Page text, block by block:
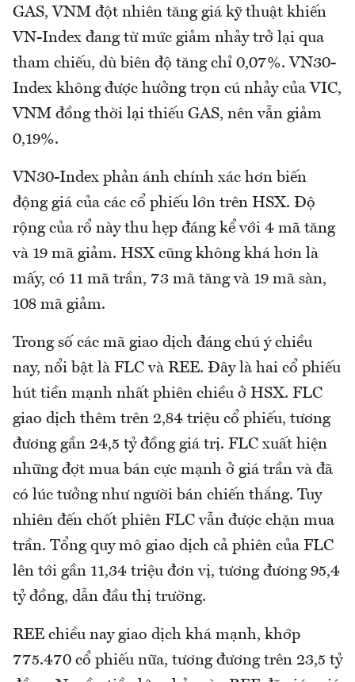
GAS, VNM đột nhiên tăng giá kỹ thuật khiến
VN-Index đang từ mức giảm nhảy trở lại qua
tham chiếu, dù biên độ tăng chỉ 0,07%. VN30-
Index không được hưởng trọn cú nhảy của VIC,
VNM đồng thời lại thiếu GAS, nên vẫn giảm
0,19%.
VN30-Index phản ánh chính xác hơn biến
động giá của các cổ phiếu lớn trên HSX. Độ
rộng của rổ này thu hẹp đáng kể với 4 mã tăng
và 19 mã giảm. HSX cũng không khá hơn là
mấy, có 11 mã trần, 73 mã tăng và 19 mã sàn,
108 mã giảm.
Trong số các mã giao dịch đáng chú ý chiều
nay, nổi bật là FLC và REE. Đây là hai cổ phiếu
hút tiền mạnh nhất phiên chiều ở HSX. FLC
giao dịch thêm trên 2,84 triệu cổ phiếu, tương
đương gần 24,5 tỷ đồng giá trị. FLC xuất hiện
những đợt mua bán cực mạnh ở giá trần và đã
có lúc tưởng như người bán chiến thắng. Tuy
nhiên đến chốt phiên FLC vẫn được chặn mua
trần. Tổng quy mô giao dịch cả phiên của FLC
lên tới gần 11,34 triệu đơn vị, tương đương 95,4
tỷ đồng, dẫn đầu thị trường.
REE chiều nay giao dịch khá mạnh, khớp
775.470 cổ phiếu nữa, tương đương trên 23,5 tỷ